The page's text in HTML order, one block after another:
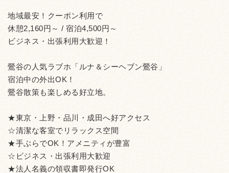
地域最安！クーポン利用で
休憩2,160円～ / 宿泊4,500円～
ビジネス・出張利用大歓迎！
鶯谷の人気ラブホ「ルナ＆シーヘブン鶯谷」
宿泊中の外出OK！
鶯谷散策も楽しめる好立地。
★東京・上野・品川・成田へ好アクセス
☆清潔な客室でリラックス空間
★手ぶらでOK！アメニティが豊富
☆ビジネス・出張利用大歓迎
★法人名義の領収書即発行OK